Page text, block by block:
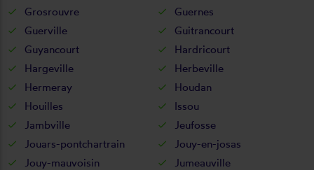
Grosrouvre
Guernes
Guerville
Guitrancourt
Guyancourt
Hardricourt
Hargeville
Herbeville
Hermeray
Houdan
Houilles
Issou
Jambville
Jeufosse
Jouars-pontchartrain
Jouy-en-josas
Jouy-mauvoisin
Jumeauville